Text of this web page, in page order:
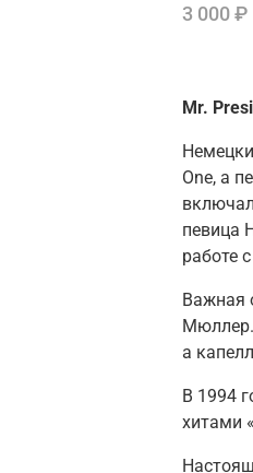
3 000 ₽
Mr.
One, а
певица
работе
Важная
Мюллер
а
В 1994
хитами